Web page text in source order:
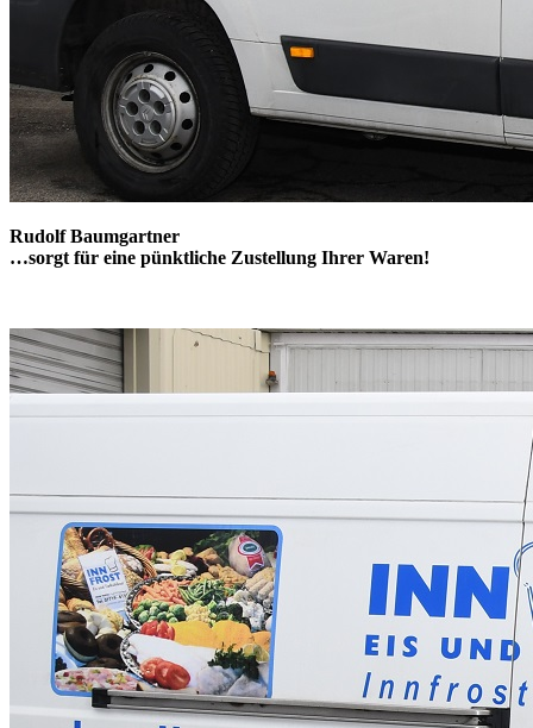
Rudolf Baumgartner
…sorgt für eine pünktliche Zustellung Ihrer Waren!